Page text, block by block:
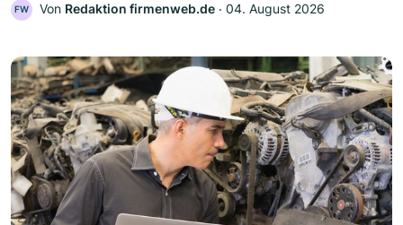
FW Von Redaktion firmenweb.de ‧ 04. August 2026